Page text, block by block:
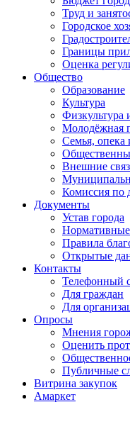
Труд и
Городское
Границы
Оценка
Общество
Образование
Культура
Физкультура
Молодёжная
Семья, опека
Внешние
Комиссия по
Документы
Устав города
Правила
Открытые
Контакты
Телефонный
Для граждан
Для
Опросы
Мнения
Оценить
Публичные
Витрина закупок
Амаркет